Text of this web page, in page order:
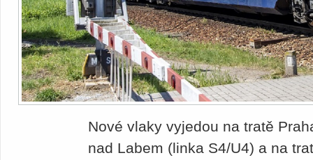
Nové vlaky vyjedou na tratě
nad Labem (linka S4/U4) a na